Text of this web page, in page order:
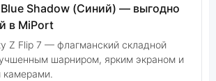
Shadow (Синий) — выгодно
в MiPort
Z Flip 7 — флагманский складной
шарниром, ярким экраном и
камерами.